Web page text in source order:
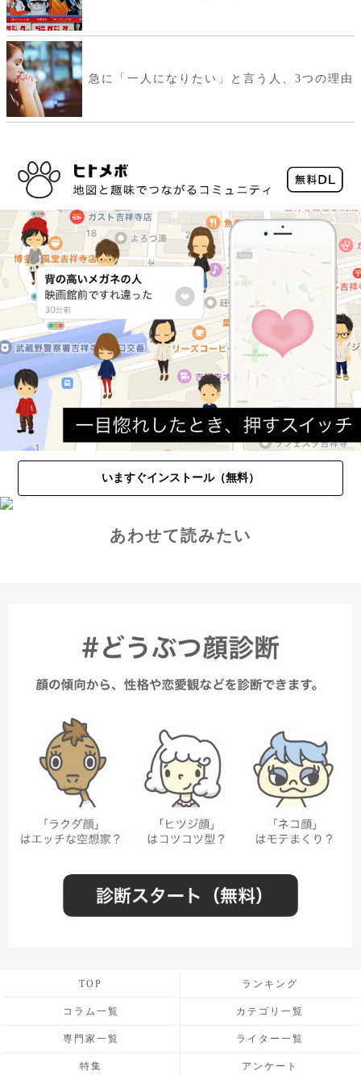
急に「一人になりたい」と言う人、3つの理由
いますぐインストール（無料）
あわせて読みたい
TOP ランキング
コラム一覧 カテゴリ一覧
専門家一覧 ライター一覧
特集 アンケート